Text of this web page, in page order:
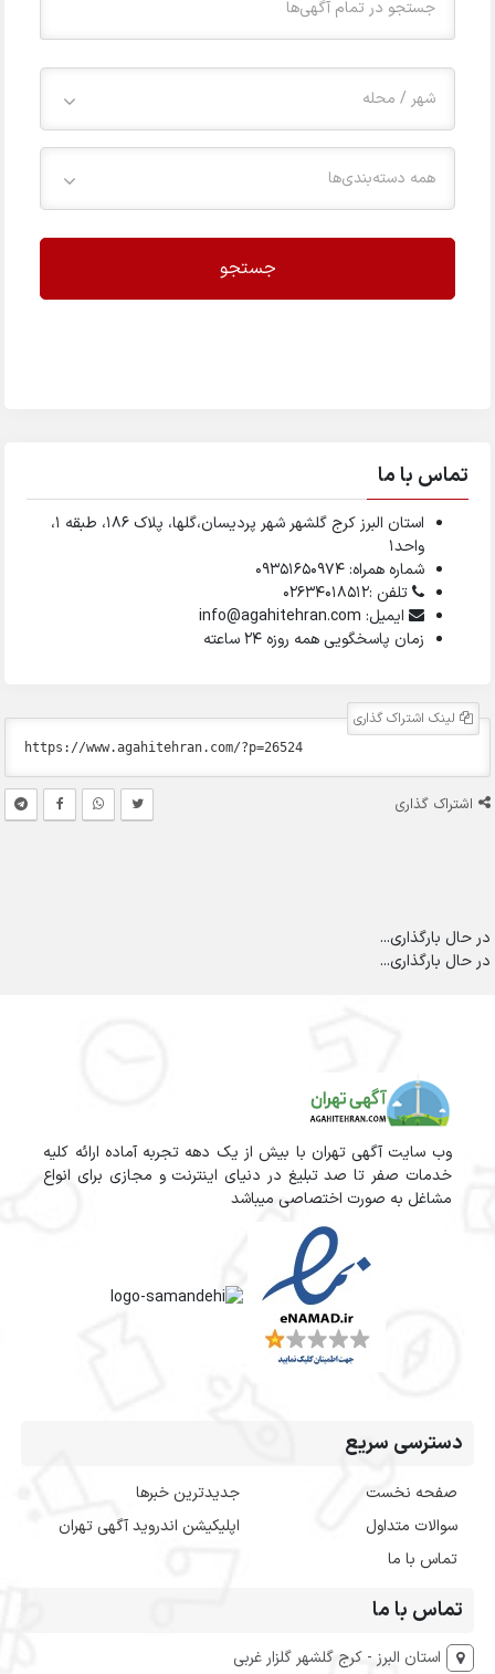
شهر / محله
همه دسته‌بندی‌ها
جستجو
تماس با ما
استان البرز کرج گلشهر شهر پردیسان،گلها، پلاک ۱۸۶، طبقه ۱،
واحد1
شماره همراه: 09351650974
تلفن :02634018512
ایمیل: info@agahitehran.com
زمان پاسخگویی همه روزه 24 ساعته
لینک اشتراک گذاری
اشتراک گذاری
در حال بارگذاری...
در حال بارگذاری...
وب سایت آگهی تهران با بیش از یک دهه تجربه آماده ارائه کلیه
خدمات صفر تا صد تبلیغ در دنیای اینترنت و مجازی برای انواع
مشاغل به صورت اختصاصی میباشد
دسترسی سریع
صفحه نخست
سوالات متداول
تماس با ما
جدیدترین خبرها
اپلیکیشن اندروید آگهی تهران
تماس با ما
استان البرز - کرج گلشهر گلزار غربی